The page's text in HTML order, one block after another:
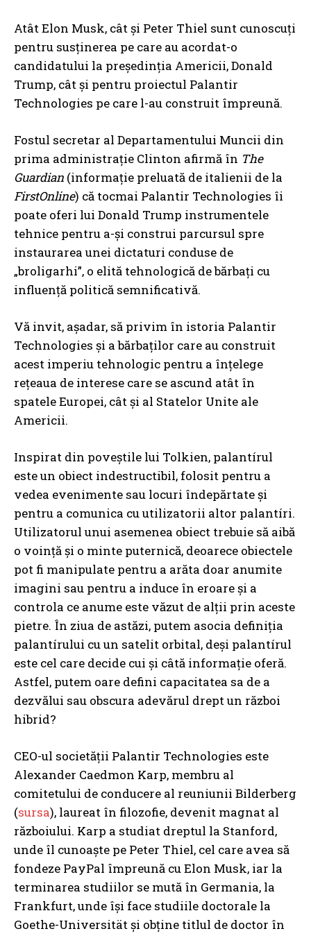
Atât Elon Musk, cât și Peter Thiel sunt cunoscuți
pentru susținerea pe care au acordat-o
candidatului la președinția Americii, Donald
Trump, cât și pentru proiectul Palantir
Technologies pe care l-au construit împreună.
Fostul secretar al Departamentului Muncii din
prima administrație Clinton afirmă în The
Guardian (informație preluată de italienii de la
FirstOnline) că tocmai Palantir Technologies îi
poate oferi lui Donald Trump instrumentele
tehnice pentru a-și construi parcursul spre
instaurarea unei dictaturi conduse de
„broligarhi”, o elită tehnologică de bărbați cu
influență politică semnificativă.
Vă invit, așadar, să privim în istoria Palantir
Technologies și a bărbaților care au construit
acest imperiu tehnologic pentru a înțelege
rețeaua de interese care se ascund atât în
spatele Europei, cât și al Statelor Unite ale
Americii.
Inspirat din poveștile lui Tolkien, palantírul
este un obiect indestructibil, folosit pentru a
vedea evenimente sau locuri îndepărtate și
pentru a comunica cu utilizatorii altor palantíri.
Utilizatorul unui asemenea obiect trebuie să aibă
o voință și o minte puternică, deoarece obiectele
pot fi manipulate pentru a arăta doar anumite
imagini sau pentru a induce în eroare și a
controla ce anume este văzut de alții prin aceste
pietre. În ziua de astăzi, putem asocia definiția
palantírului cu un satelit orbital, deși palantírul
este cel care decide cui și câtă informație oferă.
Astfel, putem oare defini capacitatea sa de a
dezvălui sau obscura adevărul drept un război
hibrid?
CEO-ul societății Palantir Technologies este
Alexander Caedmon Karp, membru al
comitetului de conducere al reuniunii Bilderberg
(sursa), laureat în filozofie, devenit magnat al
războiului. Karp a studiat dreptul la Stanford,
unde îl cunoaște pe Peter Thiel, cel care avea să
fondeze PayPal împreună cu Elon Musk, iar la
terminarea studiilor se mută în Germania, la
Frankfurt, unde își face studiile doctorale la
Goethe-Universität și obține titlul de doctor în